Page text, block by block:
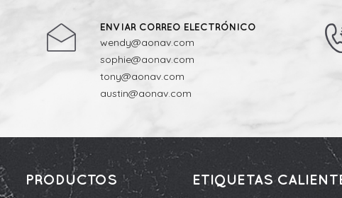
ENVIAR CORREO ELECTRÓNICO
wendy@aonav.com
sophie@aonav.com
tony@aonav.com
austin@aonav.com
PRODUCTOS ETIQUETAS